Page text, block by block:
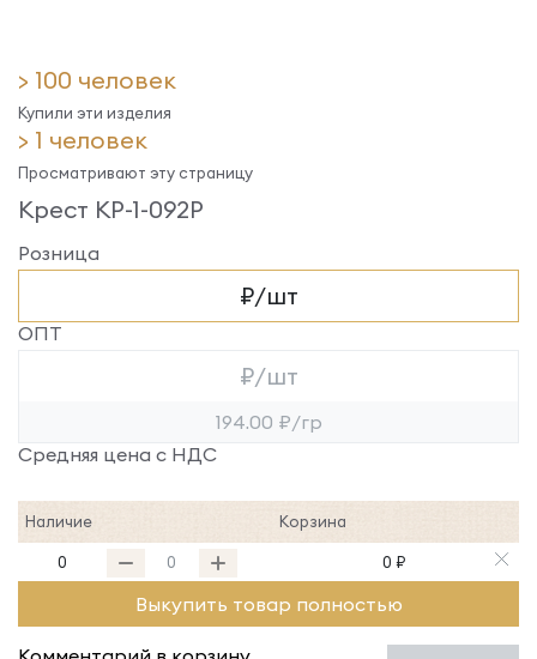
> 100 человек
Купили эти изделия
> 1 человек
Просматривают эту страницу
Крест КР-1-092Р
Розница
₽/шт
ОПТ
₽/шт
194.00 ₽/гр
Средняя цена с НДС
Наличие Корзина
0 0 ₽
Выкупить товар полностью